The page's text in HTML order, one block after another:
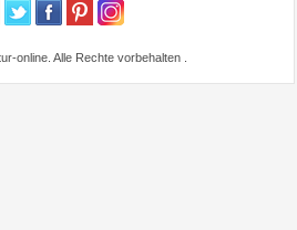
online. Alle Rechte vorbehalten .